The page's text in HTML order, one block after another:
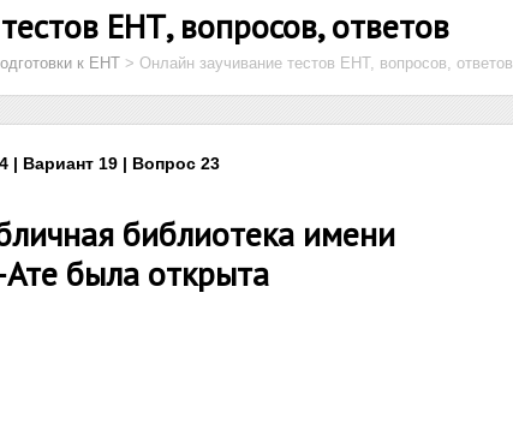
ЕНТ, вопросов, ответов
к ЕНТ > Онлайн заучивание тестов ЕНТ, вопросов, ответов
| Вариант 19 | Вопрос 23
библиотека имени
была открыта